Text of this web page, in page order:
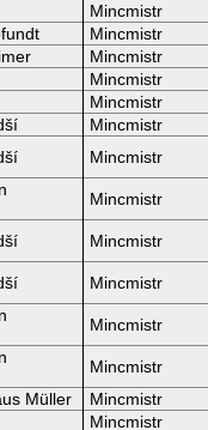
Mincmistr
Mincmistr
Mincmistr
Mincmistr
Mincmistr
Mincmistr
Mincmistr
Mincmistr
Mincmistr
Mincmistr
Mincmistr
Mincmistr
Müller
Mincmistr
Mincmistr